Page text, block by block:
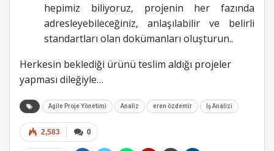
hepimiz biliyoruz, projenin her fazında
adresleyebileceğiniz, anlaşılabilir ve belirli
standartları olan dokümanları oluşturun..
Herkesin beklediği ürünü teslim aldığı projeler
yapması dileğiyle…
Agile Proje Yönetimi Analiz eren özdemir İş Analizi
0
2,583